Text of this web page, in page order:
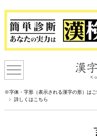
※字体・字形（表示される漢字の形）は
詳しくはこちら